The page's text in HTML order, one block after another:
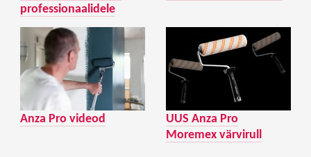
professionaalidele
Anza Pro videod
UUS Anza Pro
Moremex värvirull